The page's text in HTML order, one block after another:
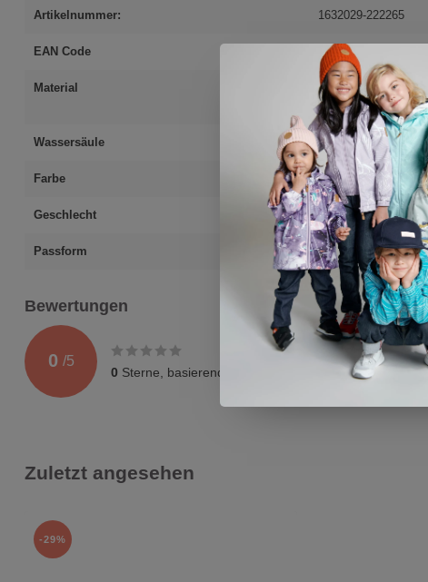
Artikelnummer: 1632029-222265
EAN Code 4051578433383
Material
Oberstoff:100 %
Polyester (recycelt)
Wassersäule 10'000 mm
Farbe pink
Geschlecht Mädchen
Passform normale Passform
Bewertungen
0 /5
0 Sterne, basierend auf
Zuletzt angesehen
-29%